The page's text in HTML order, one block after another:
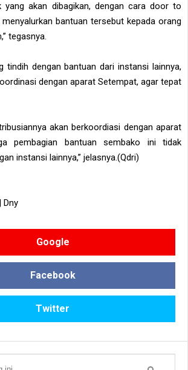
yang akan dibagikan, dengan cara door to
bantuan tersebut kepada orang
tegasnya.
tindih dengan bantuan dari instansi lainnya,
dengan aparat Setempat, agar tepat
akan berkoordiasi dengan aparat
pembagian bantuan sembako ini tidak
instansi lainnya,” jelasnya.(Qdri)
Dny
Google
Facebook
Twitter